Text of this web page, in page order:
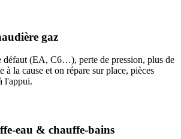
gaz
défaut (EA, C6…), perte de pression, plus de
à la cause et on répare sur place, pièces
l'appui.
eau & chauffe-bains